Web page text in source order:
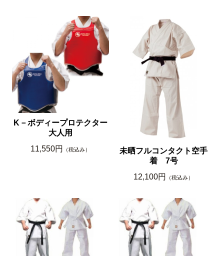
K－ボディープロテクター
大人用
11,550円
（税込み）
未晒フルコンタクト空手
着 7号
12,100円
（税込み）